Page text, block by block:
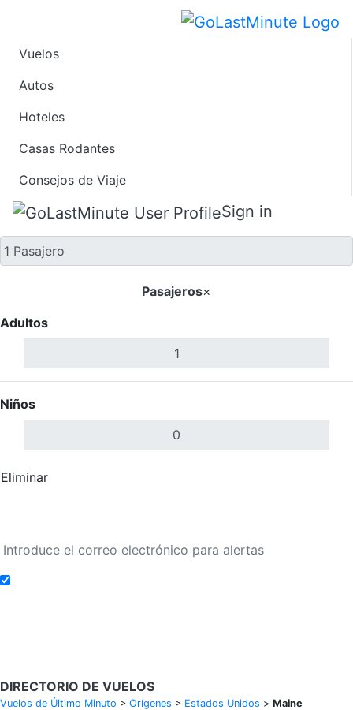
Vuelos
Autos
Hoteles
Casas Rodantes
Consejos de Viaje
Sign in
Solo ida
Pasajeros×
Adultos
Niños
Eliminar
DIRECTORIO DE VUELOS
Vuelos de Último Minuto > Orígenes > Estados Unidos > Maine